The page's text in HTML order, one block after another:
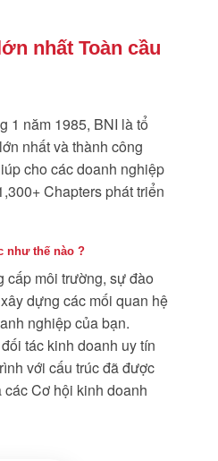
nhất Toàn cầu
1 năm 1985, BNI là tổ
nhất và thành công
cho các doanh nghiệp
Chapters phát triển
như thế nào ?
cấp môi trường, sự đào
dựng các mối quan hệ
nghiệp của bạn.
tác kinh doanh uy tín
với cấu trúc đã được
Cơ hội kinh doanh